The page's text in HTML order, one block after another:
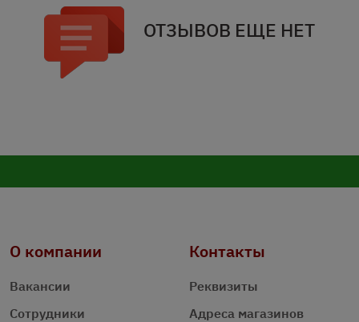
ОТЗЫВОВ ЕЩЕ НЕТ
О компании
Вакансии
Сотрудники
Контакты
Реквизиты
Адреса магазинов